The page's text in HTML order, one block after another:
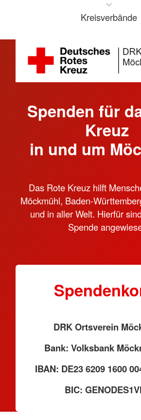
Kreisverbände
Spenden für
Kreuz
in und um
Das Rote Kreuz hilft
Möckmühl, Baden-
und in aller Welt. Hierfür
Spende
DRK Ortsverein
Bank: Volksbank
IBAN: DE23 6209 1600
BIC: